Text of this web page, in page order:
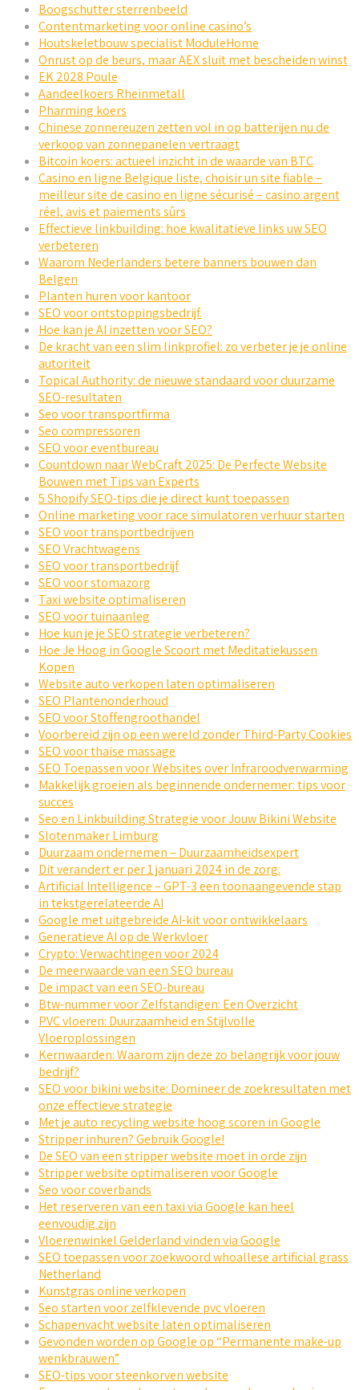
Boogschutter sterrenbeeld
Contentmarketing voor online casino’s
Houtskeletbouw specialist ModuleHome
Onrust op de beurs, maar AEX sluit met bescheiden winst
EK 2028 Poule
Aandeelkoers Rheinmetall
Pharming koers
Chinese zonnereuzen zetten vol in op batterijen nu de
verkoop van zonnepanelen vertraagt
Bitcoin koers: actueel inzicht in de waarde van BTC
Casino en ligne Belgique liste, choisir un site fiable –
meilleur site de casino en ligne sécurisé – casino argent
réel, avis et paiements sûrs
Effectieve linkbuilding: hoe kwalitatieve links uw SEO
verbeteren
Waarom Nederlanders betere banners bouwen dan
Belgen
Planten huren voor kantoor
SEO voor ontstoppingsbedrijf.
Hoe kan je AI inzetten voor SEO?
De kracht van een slim linkprofiel: zo verbeter je je online
autoriteit
Topical Authority: de nieuwe standaard voor duurzame
SEO-resultaten
Seo voor transportfirma
Seo compressoren
SEO voor eventbureau
Countdown naar WebCraft 2025: De Perfecte Website
Bouwen met Tips van Experts
5 Shopify SEO-tips die je direct kunt toepassen
Online marketing voor race simulatoren verhuur starten
SEO voor transportbedrijven
SEO Vrachtwagens
SEO voor transportbedrijf
SEO voor stomazorg
Taxi website optimaliseren
SEO voor tuinaanleg
Hoe kun je je SEO strategie verbeteren?
Hoe Je Hoog in Google Scoort met Meditatiekussen
Kopen
Website auto verkopen laten optimaliseren
SEO Plantenonderhoud
SEO voor Stoffengroothandel
Voorbereid zijn op een wereld zonder Third-Party Cookies
SEO voor thaise massage
SEO Toepassen voor Websites over Infraroodverwarming
Makkelijk groeien als beginnende ondernemer: tips voor
succes
Seo en Linkbuilding Strategie voor Jouw Bikini Website
Slotenmaker Limburg
Duurzaam ondernemen – Duurzaamheidsexpert
Dit verandert er per 1 januari 2024 in de zorg:
Artificial Intelligence – GPT-3 een toonaangevende stap
in tekstgerelateerde AI
Google met uitgebreide AI-kit voor ontwikkelaars
Generatieve AI op de Werkvloer
Crypto: Verwachtingen voor 2024
De meerwaarde van een SEO bureau
De impact van een SEO-bureau
Btw-nummer voor Zelfstandigen: Een Overzicht
PVC vloeren: Duurzaamheid en Stijlvolle
Vloeroplossingen
Kernwaarden: Waarom zijn deze zo belangrijk voor jouw
bedrijf?
SEO voor bikini website: Domineer de zoekresultaten met
onze effectieve strategie
Met je auto recycling website hoog scoren in Google
Stripper inhuren? Gebruik Google!
De SEO van een stripper website moet in orde zijn
Stripper website optimaliseren voor Google
Seo voor coverbands
Het reserveren van een taxi via Google kan heel
eenvoudig zijn
Vloerenwinkel Gelderland vinden via Google
SEO toepassen voor zoekwoord whoallese artificial grass
Netherland
Kunstgras online verkopen
Seo starten voor zelfklevende pvc vloeren
Schapenvacht website laten optimaliseren
Gevonden worden op Google op “Permanente make-up
wenkbrauwen”
SEO-tips voor steenkorven website